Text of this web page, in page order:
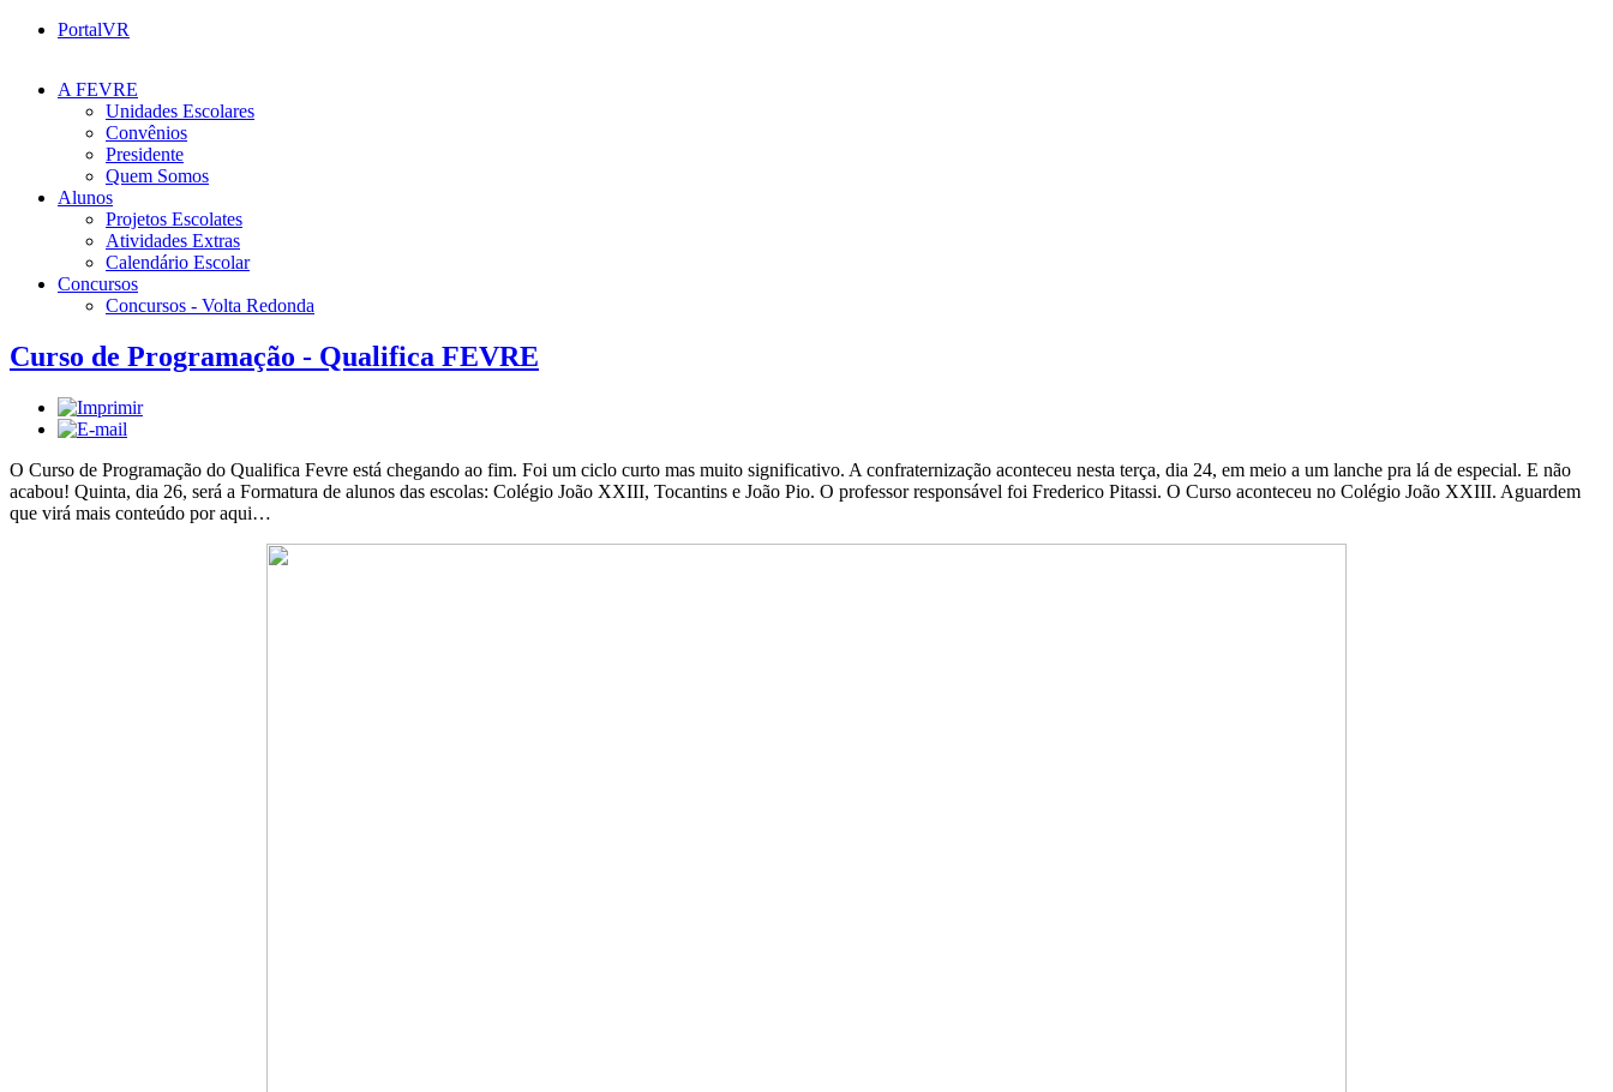
PortalVR
A FEVRE
Unidades Escolares
Convênios
Presidente
Quem Somos
Alunos
Projetos Escolates
Atividades Extras
Calendário Escolar
Concursos
Concursos - Volta Redonda
Curso de Programação - Qualifica FEVRE
O Curso de Programação do Qualifica Fevre está chegando ao fim. Foi um ciclo curto mas muito significativo. A confraternização aconteceu nesta terça, dia 24, em meio a um lanche pra lá de especial. E não
acabou! Quinta, dia 26, será a Formatura de alunos das escolas: Colégio João XXIII, Tocantins e João Pio. O professor responsável foi Frederico Pitassi. O Curso aconteceu no Colégio João XXIII. Aguardem
que virá mais conteúdo por aqui…